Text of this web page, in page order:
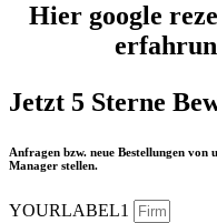
Hier google
Jetzt 5 Sterne
Anfragen bzw. neue Bestellungen
Manager stellen.
YOURLABEL1